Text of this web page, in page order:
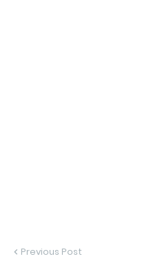
Previous Post